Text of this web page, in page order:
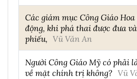
Các giám mục Công Giáo
động, khi phá thai được đưa
phiếu, Vũ Văn An
Người Công Giáo Mỹ có phải
về mặt chính trị không? Vũ